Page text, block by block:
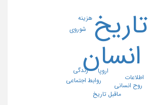
انسان
تاریخ
اروپا
اطلاعات
روابط اجتماعی
روح انسانی
زندگی
شوروی
ماقبل تاریخ
هزینه